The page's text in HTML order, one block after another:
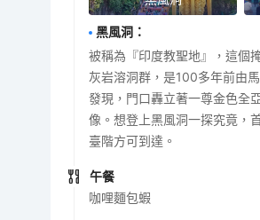
黑風洞 ：
被稱為『印度教聖地』，這個
灰岩溶洞群，是100多年前由
發現，門口轟立著一尊金色全
像。想登上黑風洞一探究竟，
臺階方可到達。
午餐
咖哩麵包蝦